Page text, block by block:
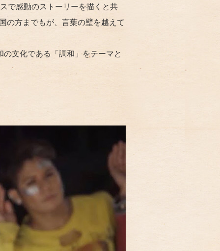
で感動のストーリーを描くと共
の方までもが、言葉の壁を越えて
文化である「調和」をテーマと